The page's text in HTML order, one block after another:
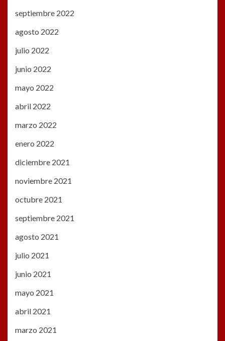
septiembre 2022
agosto 2022
julio 2022
junio 2022
mayo 2022
abril 2022
marzo 2022
enero 2022
diciembre 2021
noviembre 2021
octubre 2021
septiembre 2021
agosto 2021
julio 2021
junio 2021
mayo 2021
abril 2021
marzo 2021